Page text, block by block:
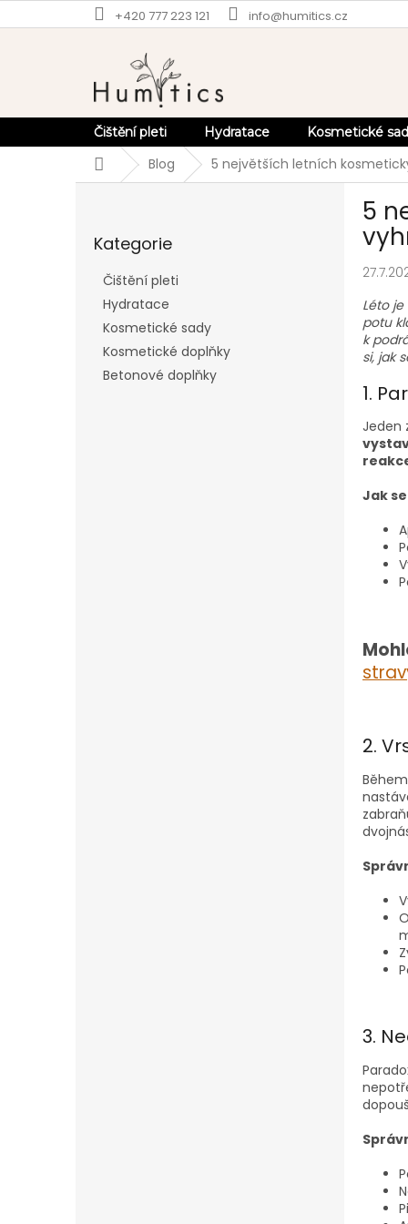
na
+420 777 223 121 info@humitics.cz
Čištění pleti Hydratace Kosmetické
DomůBlog 5 největších letních
kategorie
Kategorie
Čištění pleti
Hydratace
Kosmetické sady
Kosmetické doplňky
Betonové doplňky
5
Léto
potu
k
si, jak
1.
Jeden
Jak
2.
3.